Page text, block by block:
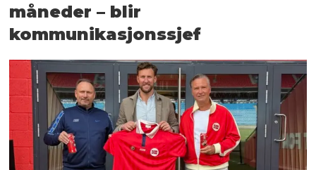
måneder – blir
kommunikasjonssjef